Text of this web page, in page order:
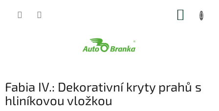
Fabia IV.: Dekorativní kryty prahů s
hliníkovou vložkou